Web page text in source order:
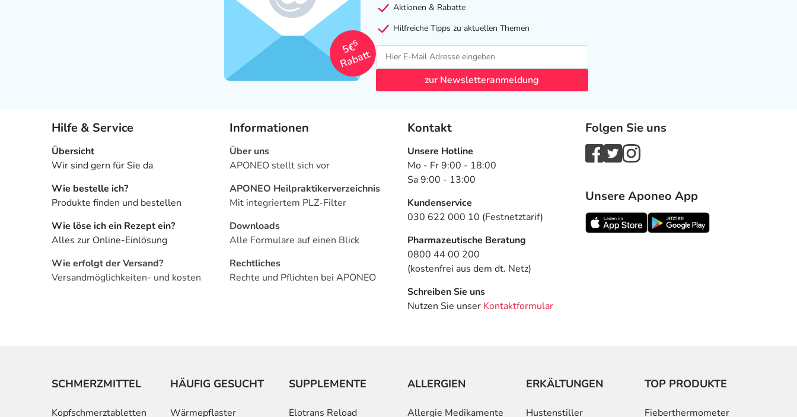
5€
5
Rabatt
Aktionen & Rabatte
Hilfreiche Tipps zu aktuellen Themen
zur Newsletteranmeldung
Hilfe & Service
Übersicht
Wir sind gern für Sie da
Wie bestelle ich?
Produkte finden und bestellen
Wie löse ich ein Rezept ein?
Alles zur Online-Einlösung
Wie erfolgt der Versand?
Versandmöglichkeiten- und kosten
Informationen
Über uns
APONEO stellt sich vor
APONEO Heilpraktikerverzeichnis
Mit integriertem PLZ-Filter
Downloads
Alle Formulare auf einen Blick
Rechtliches
Rechte und Pflichten bei APONEO
Kontakt
Unsere Hotline
Mo - Fr 9:00 - 18:00
Sa 9:00 - 13:00
Kundenservice
030 622 000 10 (Festnetztarif)
Pharmazeutische Beratung
0800 44 00 200
(kostenfrei aus dem dt. Netz)
Schreiben Sie uns
Nutzen Sie unser Kontaktformular
Folgen Sie uns
Unsere Aponeo App
SCHMERZMITTEL
Kopfschmerztabletten
HÄUFIG GESUCHT
Wärmepflaster
SUPPLEMENTE
Elotrans Reload
ALLERGIEN
Allergie Medikamente
ERKÄLTUNGEN
Hustenstiller
TOP PRODUKTE
Fieberthermometer